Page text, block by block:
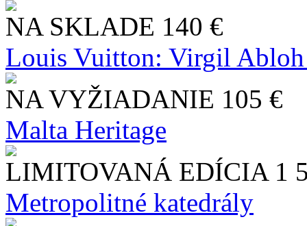
NA SKLADE 140 €
Louis Vuitton: Virgil
NA VYŽIADANIE 105 €
Malta Heritage
LIMITOVANÁ EDÍCIA 1
Metropolitné katedrály